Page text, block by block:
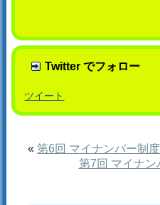
Twitter でフォロー
ツイート
«第6回 マイナンバー制
第7回 マイナ